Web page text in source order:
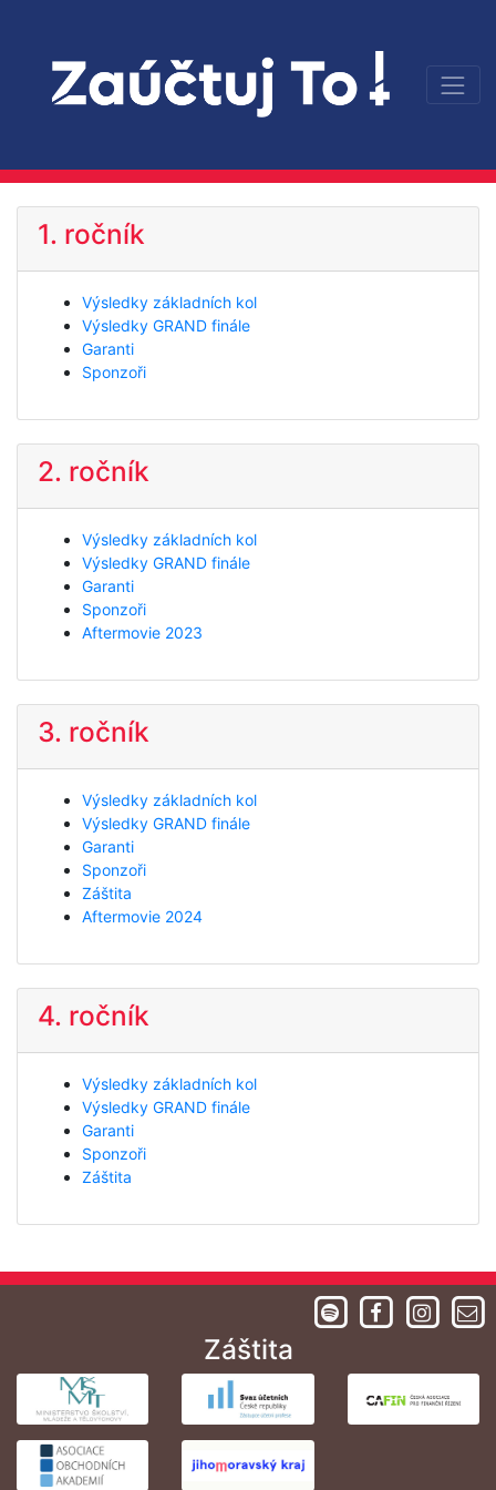
1. ročník
Výsledky základních kol
Výsledky GRAND finále
Garanti
Sponzoři
2. ročník
Výsledky základních kol
Výsledky GRAND finále
Garanti
Sponzoři
Aftermovie 2023
3. ročník
Výsledky základních kol
Výsledky GRAND finále
Garanti
Sponzoři
Záštita
Aftermovie 2024
4. ročník
Výsledky základních kol
Výsledky GRAND finále
Garanti
Sponzoři
Záštita
Záštita